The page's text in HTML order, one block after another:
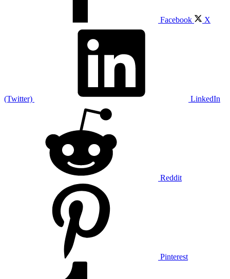
Facebook X
(Twitter) LinkedIn
Reddit
Pinterest